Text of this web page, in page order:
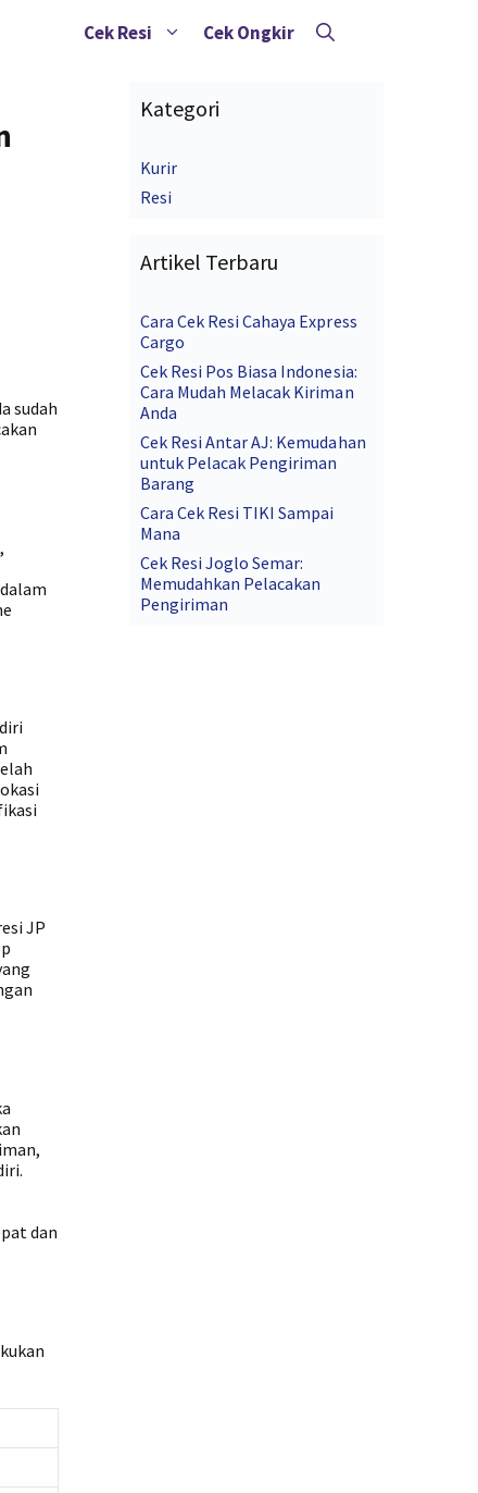
Cek Resi Cek Ongkir
sudah
JP
dan
Kategori
Kurir
Resi
Artikel Terbaru
Cara Cek Resi Cahaya Express
Cargo
Cek Resi Pos Biasa Indonesia:
Cara Mudah Melacak Kiriman
Anda
Cek Resi Antar AJ: Kemudahan
untuk Pelacak Pengiriman
Barang
Cara Cek Resi TIKI Sampai
Mana
Cek Resi Joglo Semar:
Memudahkan Pelacakan
Pengiriman